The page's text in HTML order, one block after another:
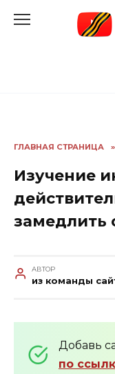
ГЛАВНАЯ СТРАНИЦА »
Изучение
замедлить
АВТОР
из команды
Добавь
по